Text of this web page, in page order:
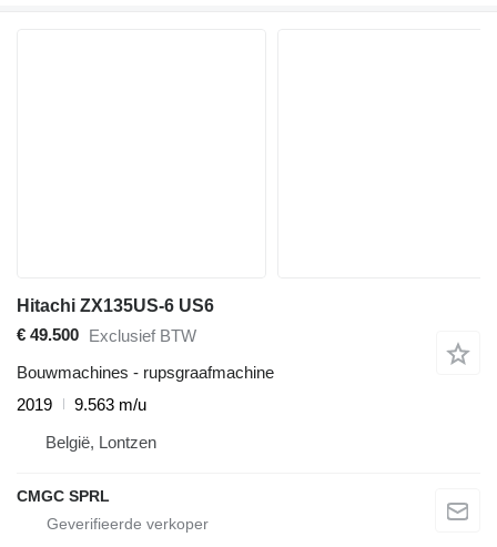
Hitachi ZX135US-6 US6
€ 49.500 Exclusief BTW
Bouwmachines - rupsgraafmachine
2019
9.563 m/u
België, Lontzen
CMGC SPRL